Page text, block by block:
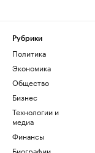
Рубрики
Политика
Экономика
Общество
Бизнес
Технологии и
медиа
Финансы
Биографии